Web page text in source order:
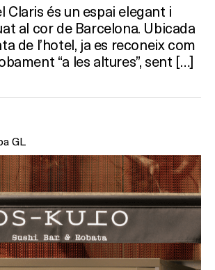
Claris és un espai elegant i
al cor de Barcelona. Ubicada
de l’hotel, ja es reconeix com
“a les altures”, sent […]
GL